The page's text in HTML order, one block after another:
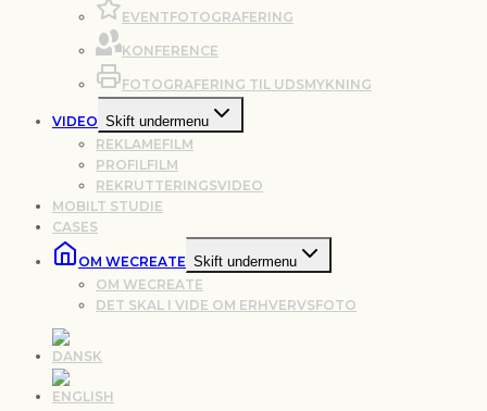
EVENTFOTOGRAFERING
KONFERENCE
FOTOGRAFERING TIL UDSMYKNING
VIDEO Skift undermenu
REKLAMEFILM
PROFILFILM
REKRUTTERINGSVIDEO
MOBILT STUDIE
CASES
OM WECREATE Skift undermenu
OM WECREATE
DET SKAL I VIDE OM ERHVERVSFOTO